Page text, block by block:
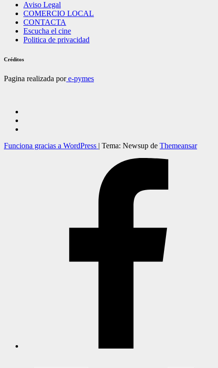
Aviso Legal
COMERCIO LOCAL
CONTACTA
Escucha el cine
Politica de privacidad
Créditos
Pagina realizada pore-pymes
Funciona gracias a WordPress | Tema: Newsup de Themeansar